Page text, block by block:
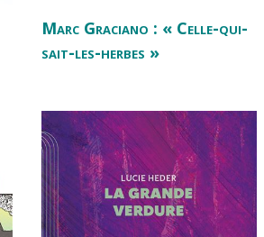
Marc Graciano : « Celle-qui-
sait-les-herbes »